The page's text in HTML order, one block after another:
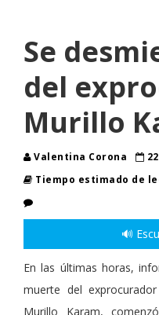
Se
del
Murillo
Valentina Corona
Tiempo estimado de
🔊
En las últimas horas,
muerte del
Murillo Karam,